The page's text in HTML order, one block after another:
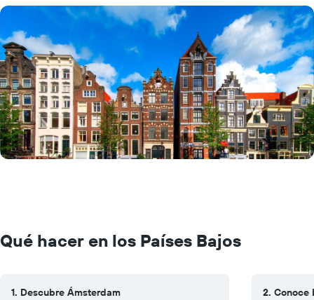
Qué hacer en los Países Bajos
1. Descubre Ámsterdam
2. Conoce